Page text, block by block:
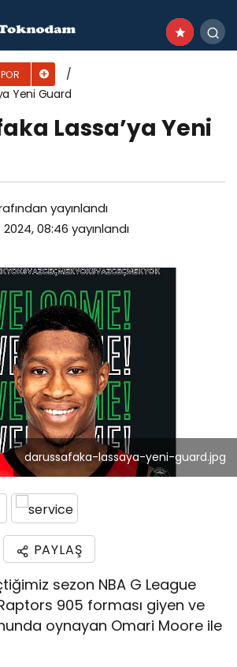
Yeni Guard
Lassa’ya Yeni
yayınlandı
08:46 yayınlandı
darussafaka-lassaya-yeni-guard.jpg
PAYLAŞ
sezon NBA G League
905 forması giyen ve
oynayan Omari Moore ile
yaz spor okullarına büyük ilgi